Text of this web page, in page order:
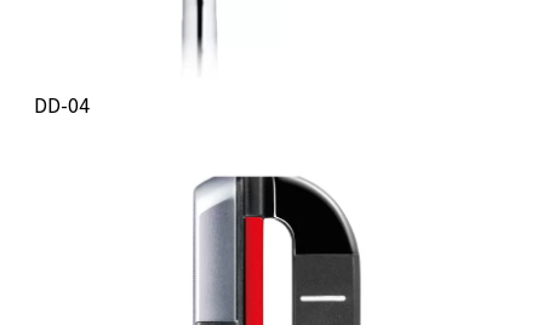
DD-04